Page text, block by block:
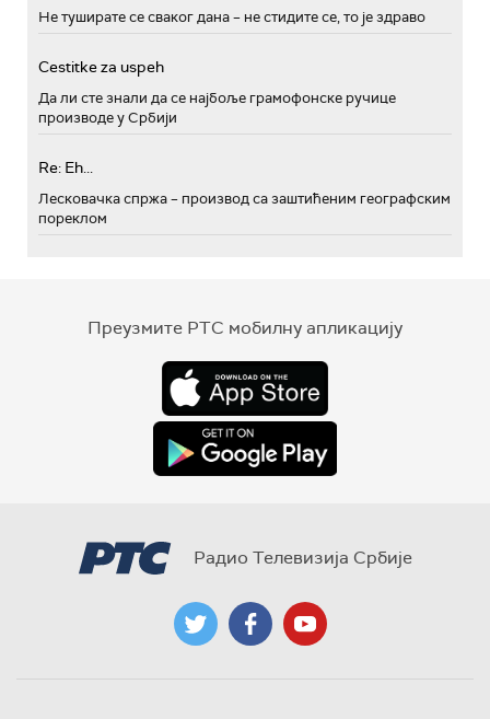
Не туширате се сваког дана – не стидите се, то је здраво
Cestitke za uspeh
Да ли сте знали да се најбоље грамофонске ручице
производе у Србији
Re: Eh...
Лесковачка спржа – производ са заштићеним географским
пореклом
Преузмите РТС мобилну апликацију
Радио Телевизија Србије